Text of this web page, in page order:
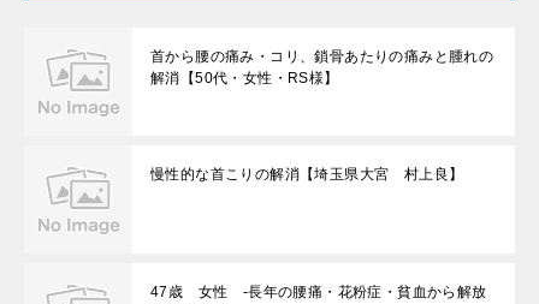
首から腰の痛み・コリ、鎖骨あたりの痛みと腫れの
解消【50代・女性・RS様】
慢性的な首こりの解消【埼玉県大宮 村上良】
47歳 女性 ‐長年の腰痛・花粉症・貧血から解放